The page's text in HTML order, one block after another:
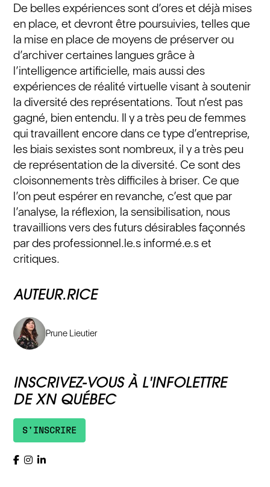
De belles expériences sont d’ores et déjà mises
en place, et devront être poursuivies, telles que
la mise en place de moyens de préserver ou
d’archiver certaines langues grâce à
l’intelligence artificielle, mais aussi des
expériences de réalité virtuelle visant à soutenir
la diversité des représentations. Tout n’est pas
gagné, bien entendu. Il y a très peu de femmes
qui travaillent encore dans ce type d’entreprise,
les biais sexistes sont nombreux, il y a très peu
de représentation de la diversité. Ce sont des
cloisonnements très difficiles à briser. Ce que
l’on peut espérer en revanche, c’est que par
l’analyse, la réflexion, la sensibilisation, nous
travaillions vers des futurs désirables façonnés
par des professionnel.le.s informé.e.s et
critiques.
AUTEUR.RICE
Prune Lieutier
INSCRIVEZ-VOUS À L'INFOLETTRE
DE XN QUÉBEC
S'INSCRIRE